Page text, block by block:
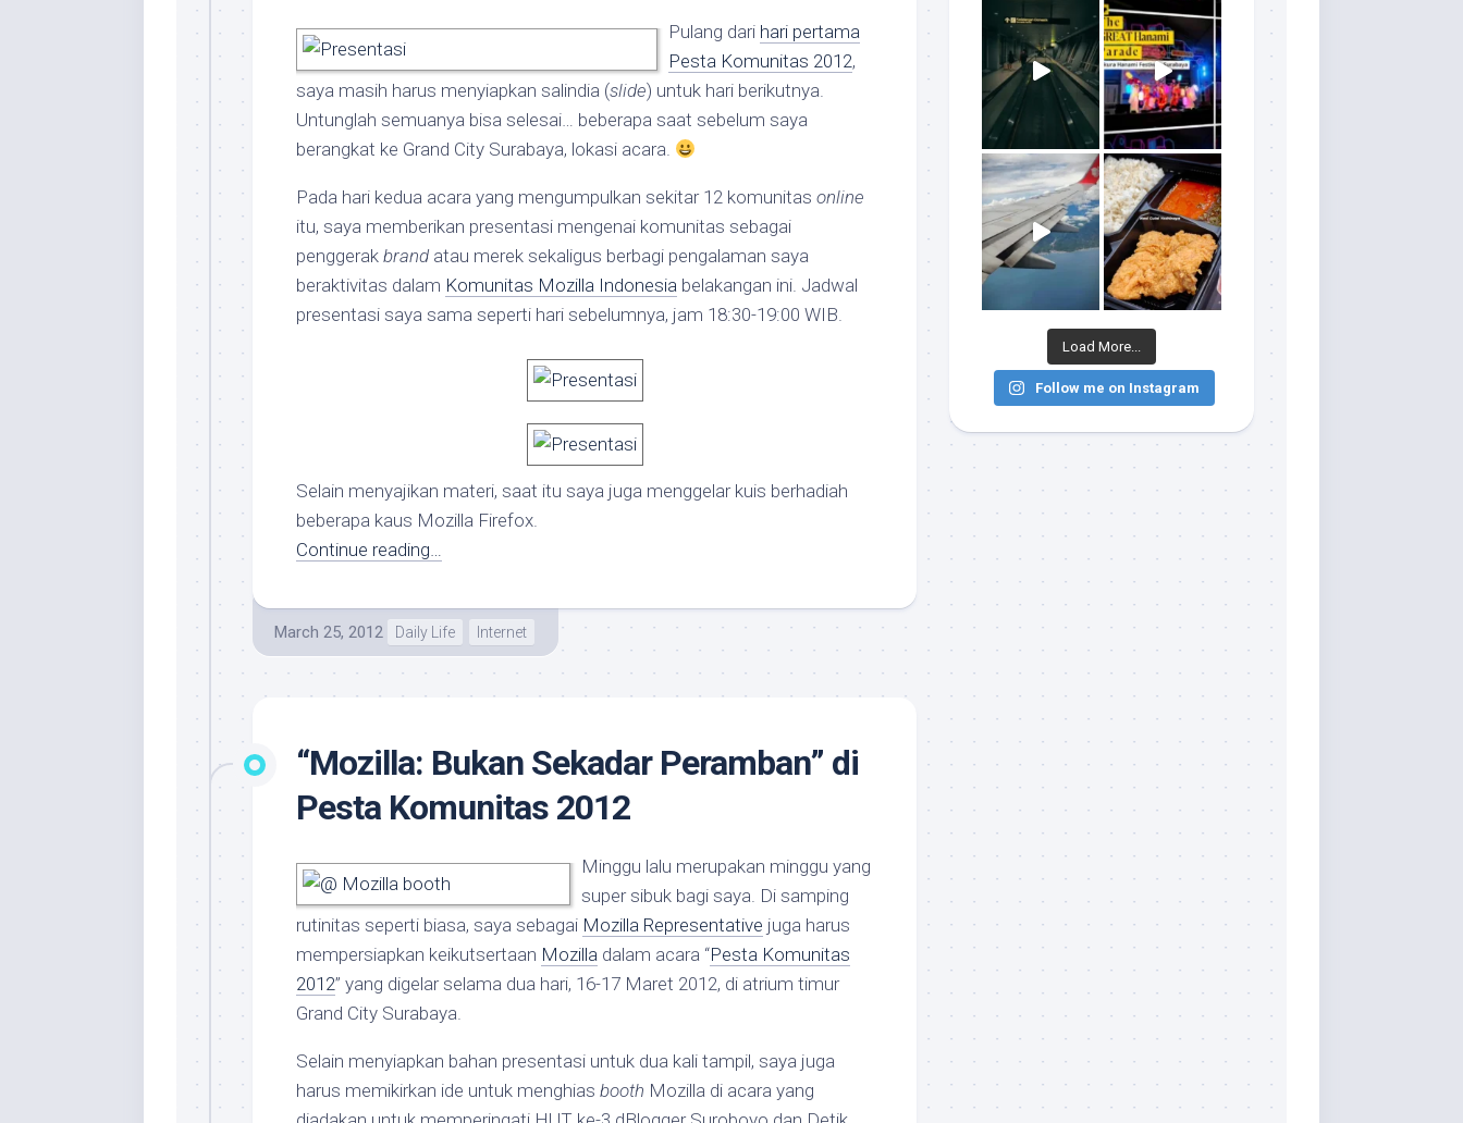
Pulang dari hari pertama
Pesta Komunitas 2012,
saya masih harus menyiapkan salindia (slide) untuk hari berikutnya.
Untunglah semuanya bisa selesai… beberapa saat sebelum saya
berangkat ke Grand City Surabaya, lokasi acara.
Pada hari kedua acara yang mengumpulkan sekitar 12 komunitas online
itu, saya memberikan presentasi mengenai komunitas sebagai
penggerak brandatau merek sekaligus berbagi pengalaman saya
beraktivitas dalam Komunitas Mozilla Indonesia belakangan ini. Jadwal
presentasi saya sama seperti hari sebelumnya, jam 18:30-19:00 WIB.
Selain menyajikan materi, saat itu saya juga menggelar kuis berhadiah
beberapa kaus Mozilla Firefox.
Continue reading…
March 25, 2012 Daily Life Internet
“Mozilla: Bukan Sekadar Peramban” di
Pesta Komunitas 2012
Minggu lalu merupakan minggu yang
super sibuk bagi saya. Di samping
rutinitas seperti biasa, saya sebagai Mozilla Representative juga harus
mempersiapkan keikutsertaan Mozilla dalam acara “Pesta Komunitas
2012” yang digelar selama dua hari, 16-17 Maret 2012, di atrium timur
Grand City Surabaya.
Selain menyiapkan bahan presentasi untuk dua kali tampil, saya juga
harus memikirkan ide untuk menghias booth Mozilla di acara yang
Load More...
Follow me on Instagram